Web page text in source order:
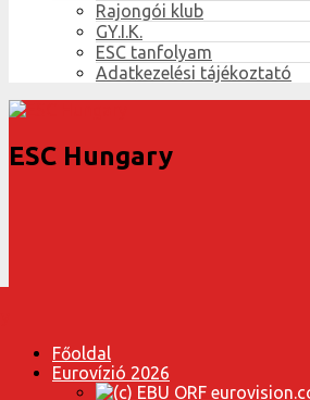
Rajongói klub
GY.I.K.
ESC tanfolyam
Adatkezelési tájékoztató
ESC Hungary
Főoldal
Eurovízió 2026